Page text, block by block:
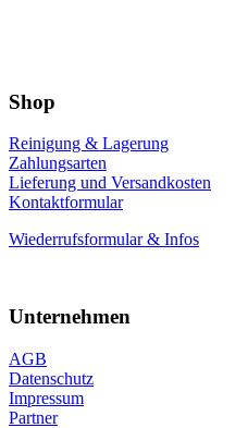
Shop
Reinigung & Lagerung
Zahlungsarten
Lieferung und Versandkosten
Kontaktformular
Wiederrufsformular & Infos
Unternehmen
AGB
Datenschutz
Impressum
Partner